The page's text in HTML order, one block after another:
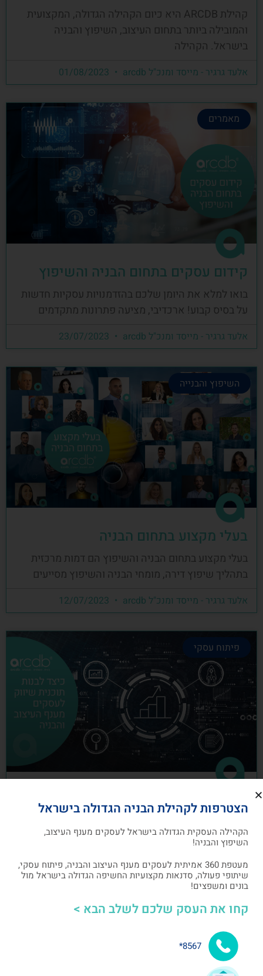
קהילת ARCDB היא כיום הקהילה הגדולה, המקצועית
והמובילה ביותר בתחום העיצוב, השיפוץ והבניה
בישראל. הקהילה
אלעד גרגיר - מייסד ומנכ"ל arcdb
מאמרים
קידום עסקים בתחום הבניה והשיפוץ
בואו למלא את היומן שלכם בהזדמנויות עסקיות חדשות
על בסיס קבוע! ארכדיבי, מציעה פתרונות מתקדמים
אלעד גרגיר - מייסד ומנכ"ל arcdb
השיפוץ והבנייה
בעלי מקצוע בתחום הבניה
בעלי מקצוע בתחום הבניה והשיפוץ הם דמות מרכזית
בתהליך שיפוץ דירה, מומחי הבניה והשיפוץ מסייעים
אלעד גרגיר - מייסד ומנכ"ל arcdb
פיתוח עסקי
כיצד לבנות תוכנית שיווק לעסקים מענף
העיצוב והבניה
תוכנית שיווק הנה תוכנית כתובה, המהווה מפת דרכים
אלעד גרגיר - מייסד ומנכ"ל arcdb 05/07/2023
בניית קהילה ושיתופי פעולה
הצטרפות לקהילת הבניה הגדולה בישראל
הקהילה העסקית הגדולה בישראל לעסקים מענף העיצוב,
השיפוץ והבניה!
מעטפת 360 אמיתית לעסקים מענף העיצוב והבניה, פיתוח עסקי,
שיתופי פעולה, סדנאות מקצועיות החשיפה הגדולה בישראל מול
בונים ומשפצים!
קחו את העסק שלכם לשלב הבא >
8567*